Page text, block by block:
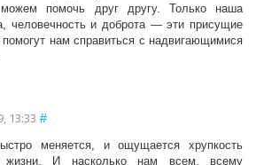
помочь друг другу. Только наша
человечность и доброта — эти присущие
помогут нам справиться с надвигающимися
13:33 #
меняется, и ощущается хрупкость
жизни. И насколько нам всем, всему